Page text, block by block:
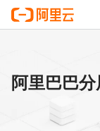
阿里巴巴